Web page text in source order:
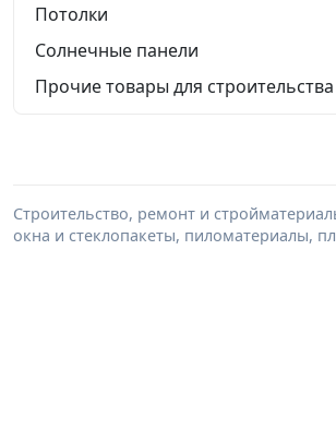
Потолки
Солнечные панели
Прочие товары для строительства
Строительство, ремонт и
окна и стеклопакеты, пиломатериалы,